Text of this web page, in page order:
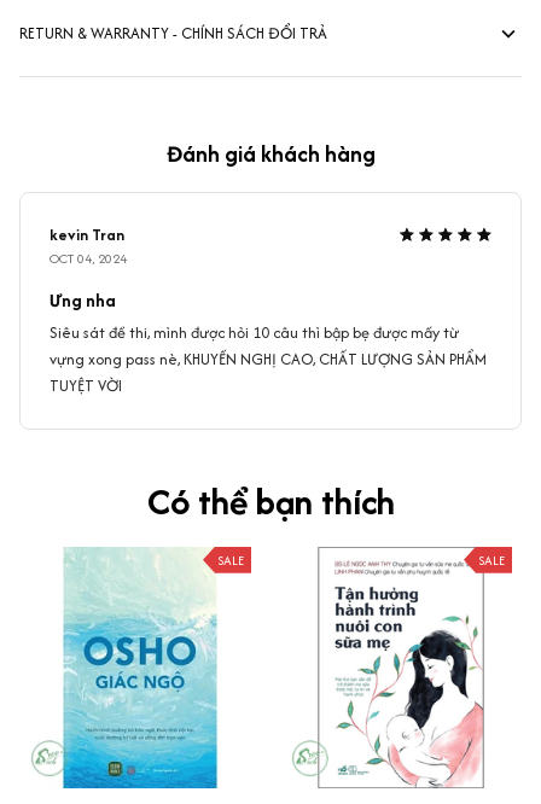
RETURN & WARRANTY - CHÍNH SÁCH ĐỔI TRẢ
Đánh giá khách hàng
kevin Tran
OCT 04, 2024
Ưng nha
Siêu sát đề thi, mình được hỏi 10 câu thì bập bẹ được mấy từ
vựng xong pass nè, KHUYẾN NGHỊ CAO, CHẤT LƯỢNG SẢN PHẨM
TUYỆT VỜI
Có thể bạn thích
SALE SALE